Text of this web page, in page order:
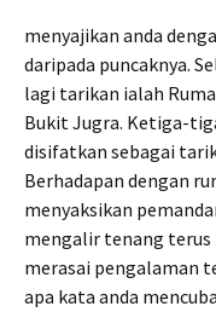
menyajikan anda
daripada puncaknya.
lagi tarikan ialah
Bukit Jugra. Ketiga-
disifatkan sebagai
Berhadapan dengan
menyaksikan
mengalir tenang terus
merasai pengalaman
apa kata anda